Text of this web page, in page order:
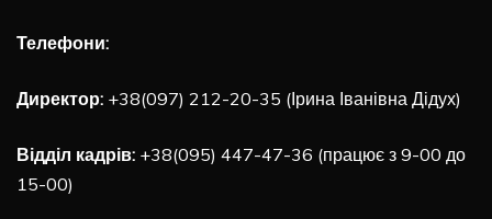
Телефони:
Директор: +38(097) 212-20-35 (Ірина Іванівна Дідух)
Відділ кадрів: +38(095) 447-47-36 (працює з 9-00 до
15-00)